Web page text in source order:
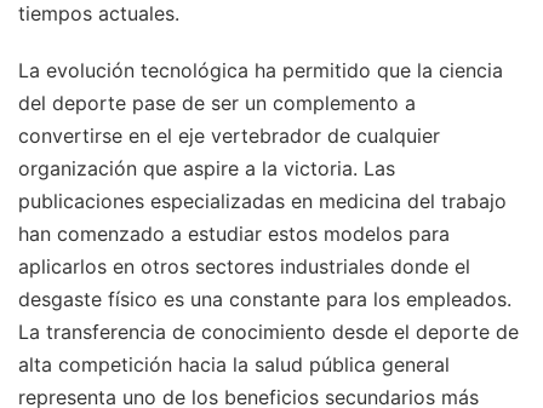
tiempos actuales.
La evolución tecnológica ha permitido que la ciencia
del deporte pase de ser un complemento a
convertirse en el eje vertebrador de cualquier
organización que aspire a la victoria. Las
publicaciones especializadas en medicina del trabajo
han comenzado a estudiar estos modelos para
aplicarlos en otros sectores industriales donde el
desgaste físico es una constante para los empleados.
La transferencia de conocimiento desde el deporte de
alta competición hacia la salud pública general
representa uno de los beneficios secundarios más